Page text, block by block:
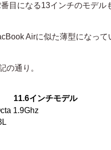
目になる13インチのモデル
Airに似た薄型になっ
の通り。
11.6インチモデル
1.9Ghz